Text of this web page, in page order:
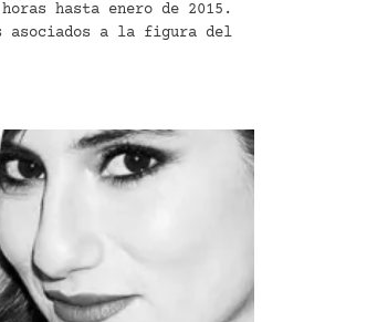
hasta enero de 2015.
asociados a la figura del